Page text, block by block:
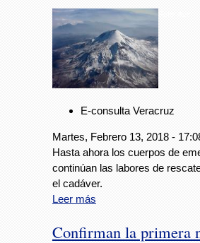
E-consulta Veracruz
Martes, Febrero 13, 2018 -
Hasta ahora los cuerpos de
continúan las labores de
el cadáver.
Leer más
Confirman la primera